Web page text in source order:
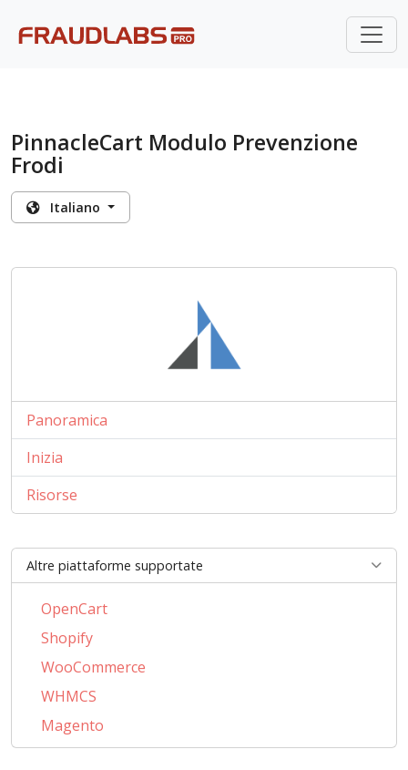
PinnacleCart Modulo Prevenzione
Frodi
Italiano
Panoramica
Inizia
Risorse
Altre piattaforme supportate
OpenCart
Shopify
WooCommerce
WHMCS
Magento
PrestaShop